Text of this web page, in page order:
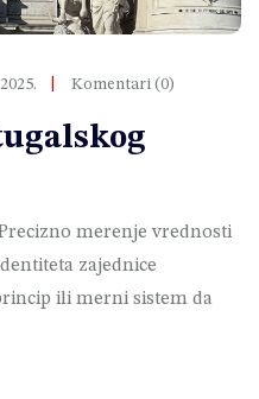
Komentari (0)
merenje vrednosti
zajednice
ili merni sistem da